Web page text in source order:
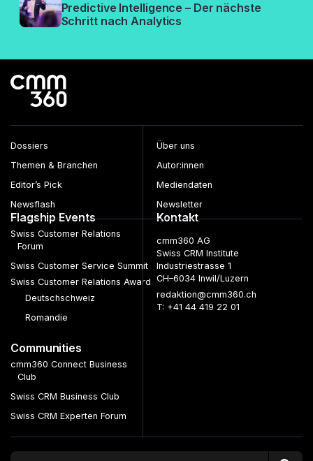
Predictive Intelligence – Der nächste
Schritt nach Analytics
Dossiers
Themen & Branchen
Editor’s Pick
Newsflash
Über uns
Autor:innen
Mediendaten
Newsletter
Flagship Events
Swiss Customer Relations
Forum
Swiss Customer Service Summit
Swiss Customer Relations Award
Deutschschweiz
Romandie
Communities
cmm360 Connect Business
Club
Swiss CRM Business Club
Swiss CRM Experten Forum
Kontakt
cmm360 AG
Swiss CRM Institute
Industriestrasse 1
CH–6034 Inwil/Luzern
redaktion@cmm360.ch
T: +41 44 419 22 01